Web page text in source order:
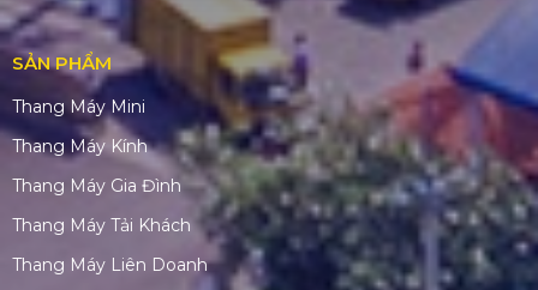
SẢN PHẨM
Thang Máy Mini
Thang Máy Kính
Thang Máy Gia Đình
Thang Máy Tải Khách
Thang Máy Liên Doanh